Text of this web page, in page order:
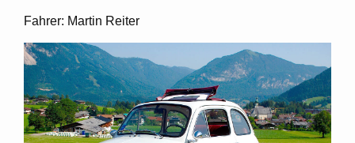
Fahrer: Martin Reiter